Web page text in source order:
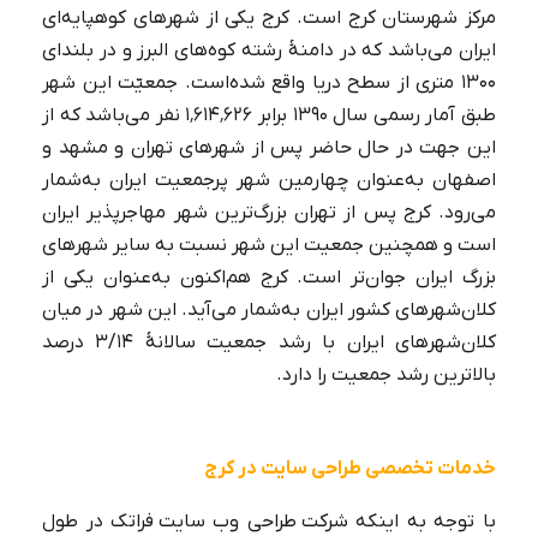
فروش در ترب بدون سایت🍅【فروش
حضوری در ترب】
مرکز شهرستان کرج است. کرج یکی از شهرهای کوهپایه‌ای
ایران می‌باشد که در دامنهٔ رشته کوه‌های البرز و در بلندای
۱۳۰۰ متری از سطح دریا واقع شده‌است. جمعیّت این شهر
طبق آمار رسمی سال ۱۳۹۰ برابر ۱٬۶۱۴٬۶۲۶ نفر می‌باشد که از
این جهت در حال حاضر پس از شهرهای تهران و مشهد و
اصفهان به‌عنوان چهارمین شهر پرجمعیت ایران به‌شمار
می‌رود. کرج پس از تهران بزرگ‌ترین شهر مهاجرپذیر ایران
است و همچنین جمعیت این شهر نسبت به سایر شهرهای
بزرگ ایران جوان‌تر است. کرج هم‌اکنون به‌عنوان یکی از
کلان‌شهرهای کشور ایران به‌شمار می‌آید. این شهر در میان
کلان‌شهرهای ایران با رشد جمعیت سالانهٔ ۳/۱۴ درصد
بالاترین رشد جمعیت را دارد.
خدمات تخصصی طراحی سایت در کرج
با توجه به اینکه شرکت طراحی وب سایت فراتک در طول